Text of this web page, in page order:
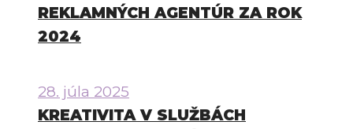
REKLAMNÝCH AGENTÚR ZA ROK
2024
28. júla 2025
KREATIVITA V SLUŽBÁCH